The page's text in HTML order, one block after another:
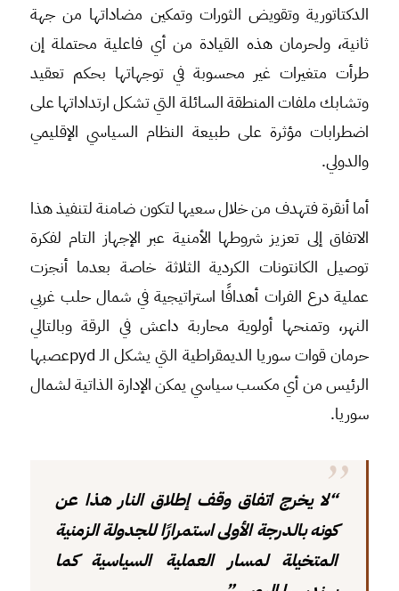
الدكتاتورية وتقويض الثورات وتمكين مضاداتها من جهة
ثانية، ولحرمان هذه القيادة من أي فاعلية محتملة إن
طرأت متغيرات غير محسوبة في توجهاتها بحكم تعقيد
وتشابك ملفات المنطقة السائلة التي تشكل ارتداداتها على
اضطرابات مؤثرة على طبيعة النظام السياسي الإقليمي
والدولي.
أما أنقرة فتهدف من خلال سعيها لتكون ضامنة لتنفيذ هذا
الاتفاق إلى تعزيز شروطها الأمنية عبر الإجهاز التام لفكرة
توصيل الكانتونات الكردية الثلاثة خاصة بعدما أنجزت
عملية درع الفرات أهدافًا استراتيجية في شمال حلب غربي
النهر، وتمنحها أولوية محاربة داعش في الرقة وبالتالي
حرمان قوات سوريا الديمقراطية التي يشكل الـ pydعصبها
الرئيس من أي مكسب سياسي يمكن الإدارة الذاتية لشمال
سوريا.
“لا يخرج اتفاق وقف إطلاق النار هذا عن
كونه بالدرجة الأولى استمرارًا للجدولة الزمنية
المتخيلة لمسار العملية السياسية كما